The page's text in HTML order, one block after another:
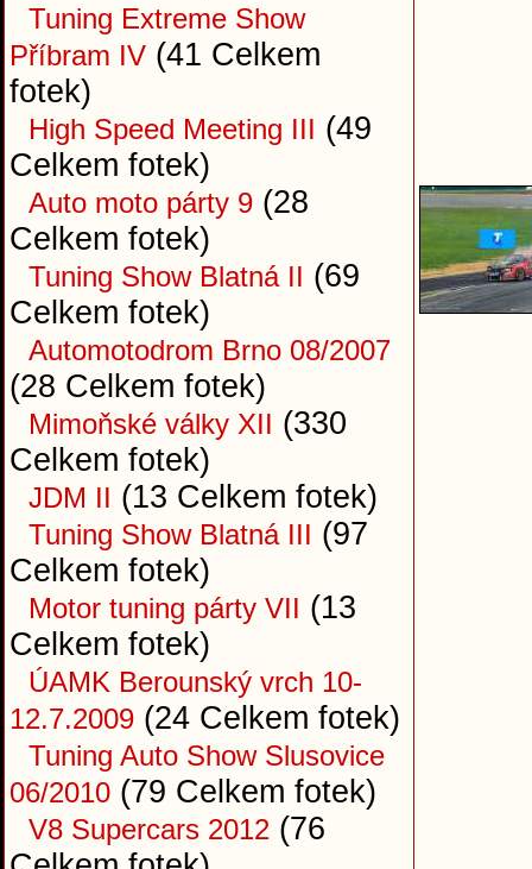
Tuning Extreme Show
Příbram IV (41 Celkem
fotek)
High Speed Meeting III (49
Celkem fotek)
Auto moto párty 9 (28
Celkem fotek)
Tuning Show Blatná II (69
Celkem fotek)
Automotodrom Brno 08/2007
(28 Celkem fotek)
Mimoňské války XII (330
Celkem fotek)
JDM II (13 Celkem fotek)
Tuning Show Blatná III (97
Celkem fotek)
Motor tuning párty VII (13
Celkem fotek)
ÚAMK Berounský vrch 10-
12.7.2009 (24 Celkem fotek)
Tuning Auto Show Slusovice
06/2010 (79 Celkem fotek)
V8 Supercars 2012 (76